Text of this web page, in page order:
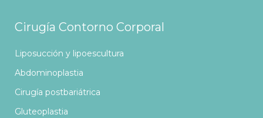
Cirugía Contorno Corporal
Liposucción y lipoescultura
Abdominoplastia
Cirugía postbariátrica
Gluteoplastia